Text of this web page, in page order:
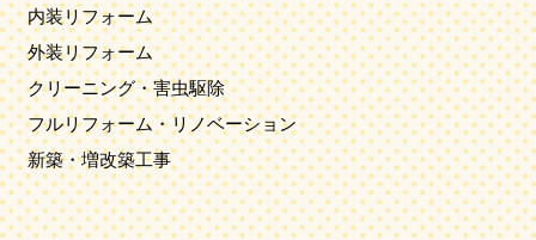
内装リフォーム
外装リフォーム
クリーニング・害虫駆除
フルリフォーム・リノベーション
新築・増改築工事